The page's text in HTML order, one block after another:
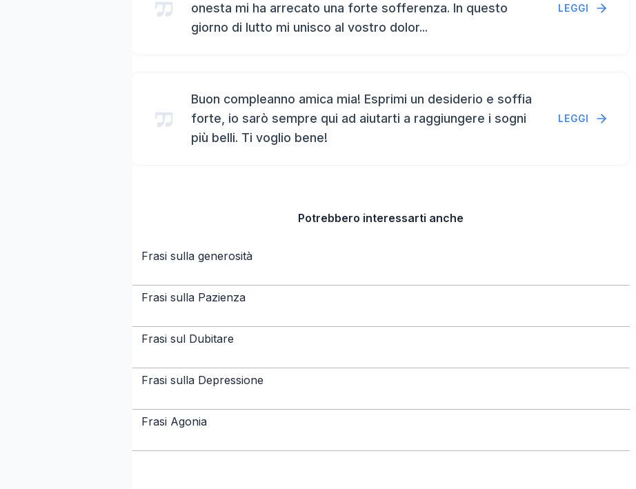
onesta mi ha arrecato una forte sofferenza. In questo
giorno di lutto mi unisco al vostro dolor...
LEGGI
Buon compleanno amica mia! Esprimi un desiderio e soffia
forte, io sarò sempre qui ad aiutarti a raggiungere i sogni
più belli. Ti voglio bene!
LEGGI
Potrebbero interessarti anche
Frasi sulla generosità
Frasi sulla Pazienza
Frasi sul Dubitare
Frasi sulla Depressione
Frasi Agonia